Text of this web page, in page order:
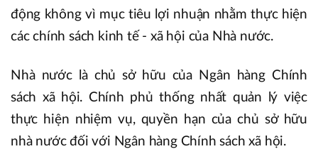
động không vì mục tiêu lợi nhuận nhằm thực hiện
các chính sách kinh tế - xã hội của Nhà nước.
Nhà nước là chủ sở hữu của Ngân hàng Chính
sách xã hội. Chính phủ thống nhất quản lý việc
thực hiện nhiệm vụ, quyền hạn của chủ sở hữu
nhà nước đối với Ngân hàng Chính sách xã hội.